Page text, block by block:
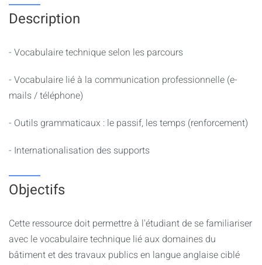
Description
- Vocabulaire technique selon les parcours
- Vocabulaire lié à la communication professionnelle (e-
mails / téléphone)
- Outils grammaticaux : le passif, les temps (renforcement)
- Internationalisation des supports
Objectifs
Cette ressource doit permettre à l'étudiant de se familiariser
avec le vocabulaire technique lié aux domaines du
bâtiment et des travaux publics en langue anglaise ciblé